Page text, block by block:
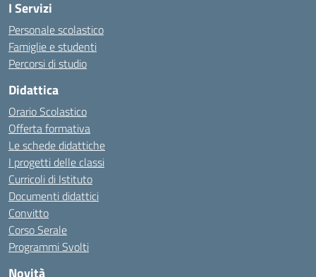
I Servizi
Personale scolastico
Famiglie e studenti
Percorsi di studio
Didattica
Orario Scolastico
Offerta formativa
Le schede didattiche
I progetti delle classi
Curricoli di Istituto
Documenti didattici
Convitto
Corso Serale
Programmi Svolti
Novità